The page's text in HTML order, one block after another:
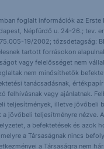
foglalt információk az Erste
Népfürdő u. 24-26.; tev.
19/2002; tőzsdetagság:
tartott forrásokon
vagy felelősséget nem
nem minősíthetők
tanácsadásnak,
felhívásnak vagy ajánlatnak.
teljesítmények, illetve jövőbeli
a jövőbeli teljesítményre nézve.
a befektetések és azok
a Társaságnak nincs
a Társaságra nem